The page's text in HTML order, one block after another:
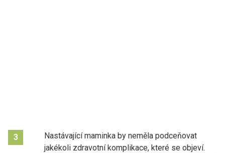
3
Nastávající maminka by neměla podceňovat
jakékoli zdravotní komplikace, které se objeví.